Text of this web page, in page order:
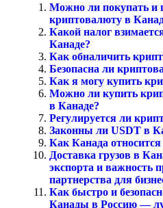
Можно ли покупать и
криптовалюту в
Какой налог
Канаде?
Как обналичить
Безопасна ли
Как я могу купить
Можно ли купить
в Канаде?
Регулируется ли
Законны ли USDT в
Как Канада
Доставка грузов в
экспорта и важность
партнерства для
Как быстро и
Канады в Россию —